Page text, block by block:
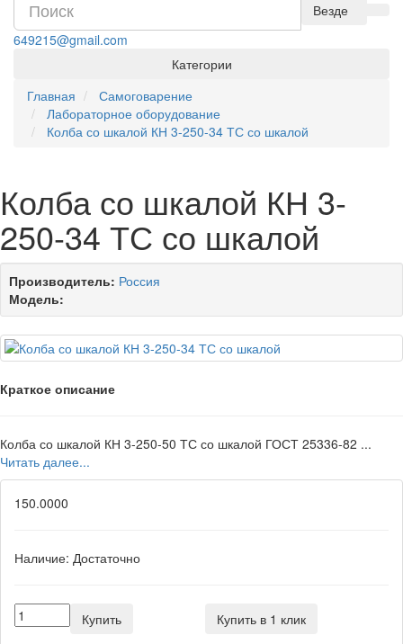
Везде
649215@gmail.com
Категории
Главная
Самоговарение
Лабораторное оборудование
Колба со шкалой КН 3-250-34 ТС со шкалой
Колба со шкалой КН 3-
250-34 ТС со шкалой
Производитель: Россия
Модель:
Краткое описание
Колба со шкалой КН 3-250-50 ТС со шкалой ГОСТ 25336-82 ...
Читать далее...
150.0000
Наличие: Достаточно
Купить Купить в 1 клик